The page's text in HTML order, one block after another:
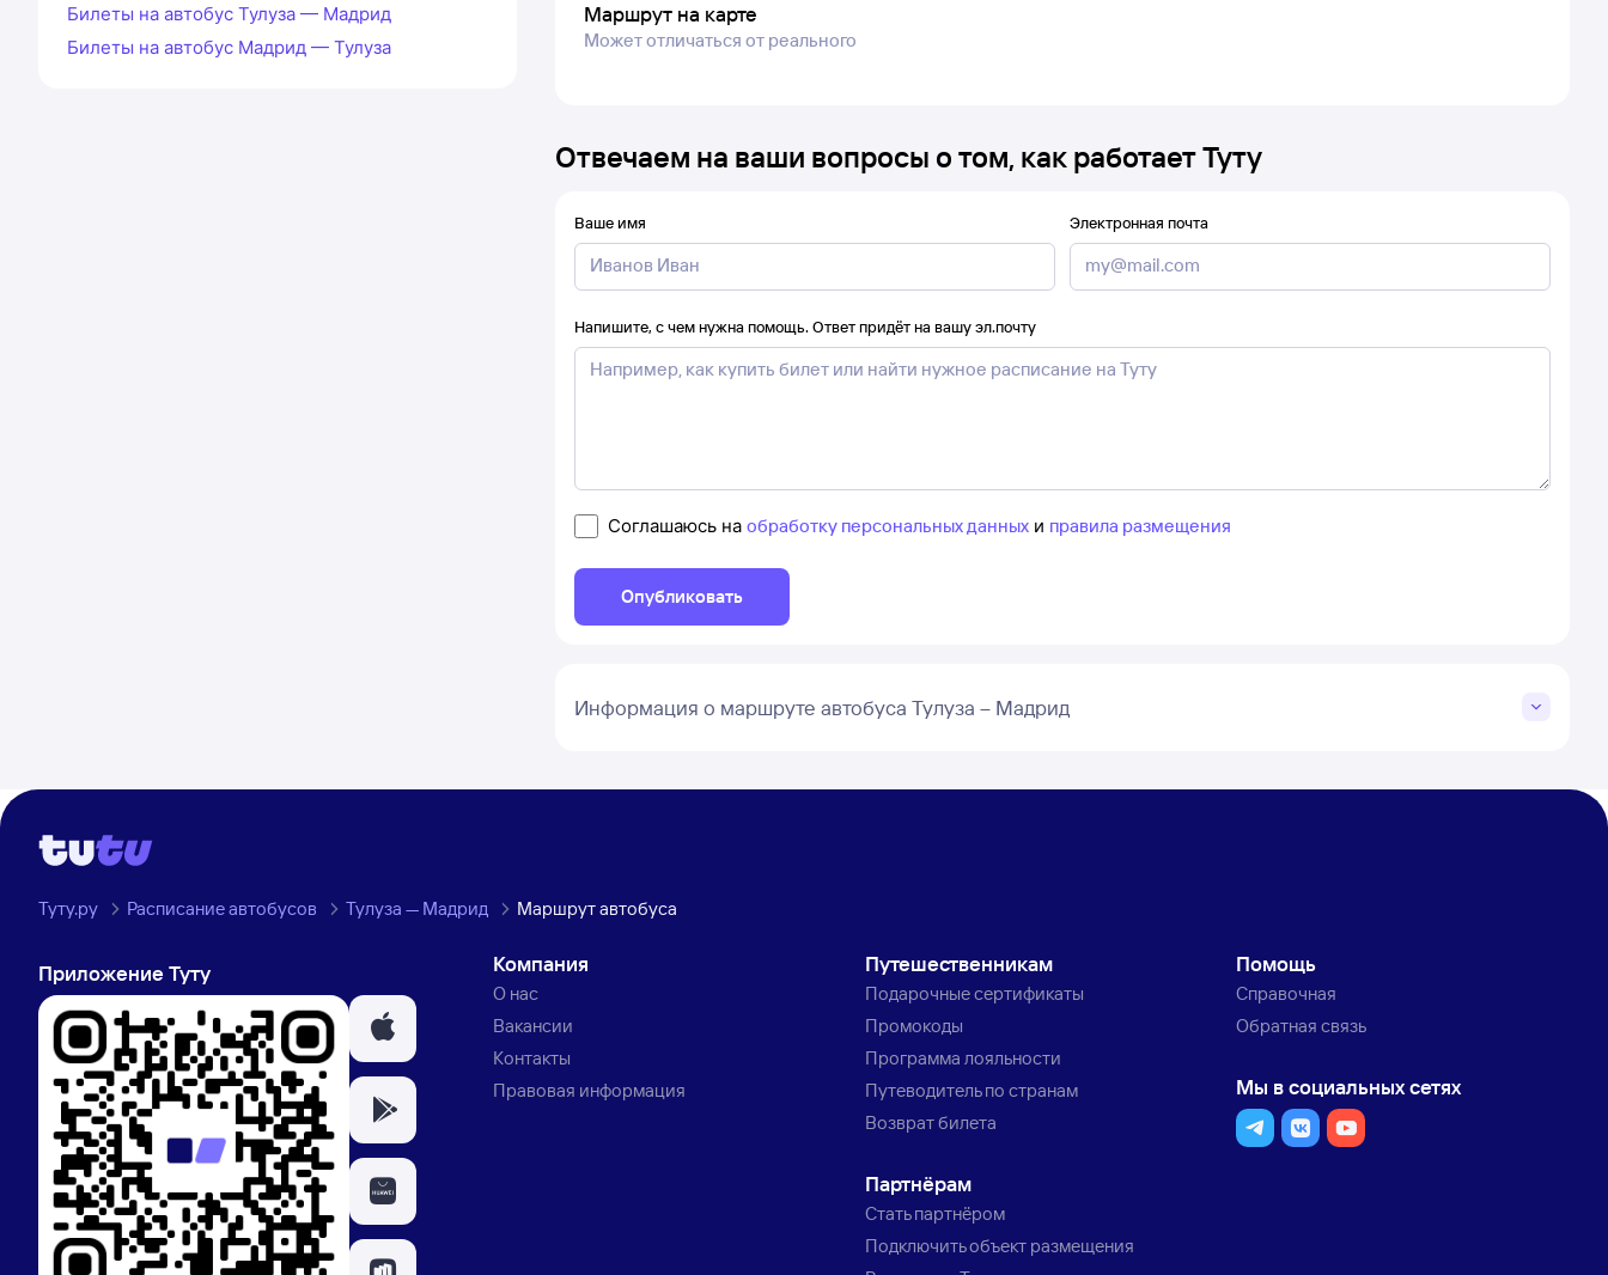
Маршрут на карте
Может отличаться от реального
Отвечаем на ваши вопросы о том, как работает Туту
Ваше имя Электронная почта
Напишите, с чем нужна помощь. Ответ придёт на вашу эл.почту
Соглашаюсь на обработку персональных данных и правила размещения
Опубликовать
Информация о маршруте автобуса Тулуза – Мадрид
Билеты на автобус Тулуза — Мадрид
Билеты на автобус Мадрид — Тулуза
Туту.ру Расписание автобусов Тулуза — Мадрид Маршрут автобуса
Приложение Туту Компания
О нас
Вакансии
Контакты
Правовая информация
Путешественникам
Подарочные сертификаты
Промокоды
Программа лояльности
Путеводитель по странам
Возврат билета
Партнёрам
Стать партнёром
Подключить объект размещения
Помощь
Справочная
Обратная связь
Мы в социальных сетях